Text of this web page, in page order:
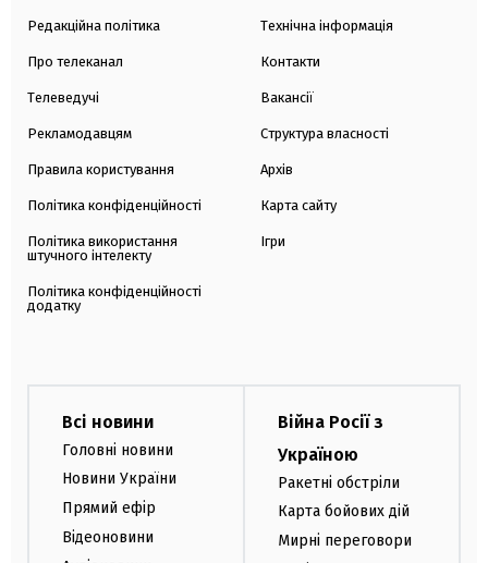
Редакційна політика
Про телеканал
Телеведучі
Рекламодавцям
Правила користування
Політика конфіденційності
Політика використання
штучного інтелекту
Політика конфіденційності
додатку
Технічна інформація
Контакти
Вакансії
Структура власності
Архів
Карта сайту
Ігри
Всі новини
Головні новини
Новини України
Прямий ефір
Відеоновини
Війна Росії з
Україною
Ракетні обстріли
Карта бойових дій
Мирні переговори